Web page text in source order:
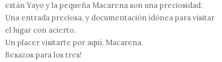
están Yayo y la pequeña Macarena son una preciosidad.
Una entrada preciosa, y documentación idónea para visitar
el lugar con acierto.
Un placer visitarte por aquí, Macarena.
Besazos para los tres!